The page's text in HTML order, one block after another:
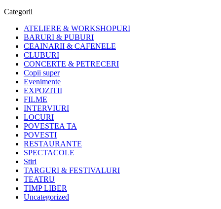
Categorii
ATELIERE & WORKSHOPURI
BARURI & PUBURI
CEAINARII & CAFENELE
CLUBURI
CONCERTE & PETRECERI
Copii super
Evenimente
EXPOZITII
FILME
INTERVIURI
LOCURI
POVESTEA TA
POVESTI
RESTAURANTE
SPECTACOLE
Stiri
TARGURI & FESTIVALURI
TEATRU
TIMP LIBER
Uncategorized